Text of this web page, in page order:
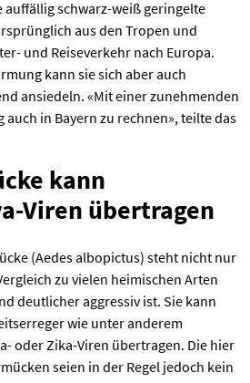
schwarz-weiß geringelte
aus den Tropen und
und Reiseverkehr nach Europa.
kann sie sich aber auch
ansiedeln. «Mit einer zunehmenden
in Bayern zu rechnen», teilte das
kann
Viren übertragen
(Aedes albopictus) steht nicht nur
zu vielen heimischen Arten
deutlicher aggressiv ist. Sie kann
wie unter anderem
oder Zika-Viren übertragen. Die hier
seien in der Regel jedoch kein